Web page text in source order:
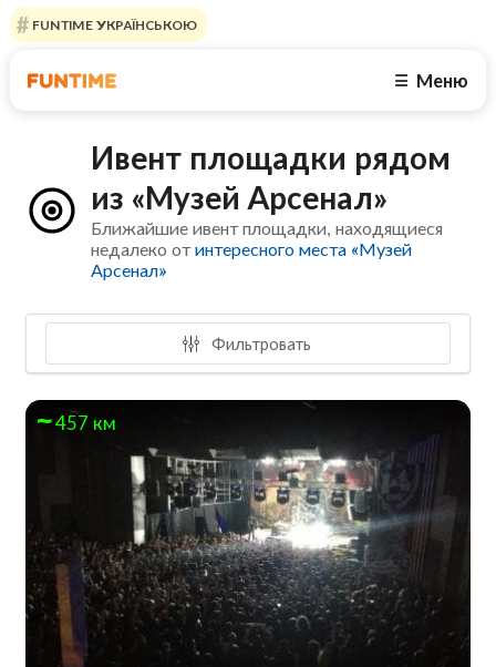
FUNTIME УКРАЇНСЬКОЮ
☰ Меню
Ивент площадки рядом
из «Музей Арсенал»
Ближайшие ивент площадки, находящиеся
недалеко отинтересного места «Музей
Арсенал»
Фильтровать
457 км